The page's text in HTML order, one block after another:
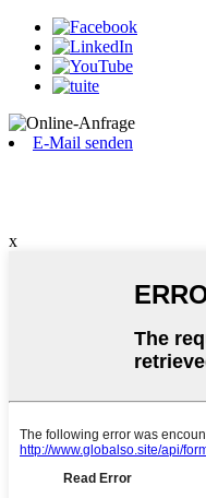
E-Mail senden
x